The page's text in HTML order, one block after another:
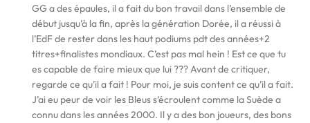
GG a des épaules, il a fait du bon travail dans l’ensemble de
début jusqu’à la fin, après la génération Dorée, il a réussi à
l’EdF de rester dans les haut podiums pdt des années+2
titres+finalistes mondiaux. C’est pas mal hein ! Est ce que tu
es capable de faire mieux que lui ??? Avant de critiquer,
regarde ce qu’il a fait ! Pour moi, je suis content ce qu’il a fait.
J’ai eu peur de voir les Bleus s’écroulent comme la Suède a
connu dans les années 2000. Il y a des bon joueurs, des bons